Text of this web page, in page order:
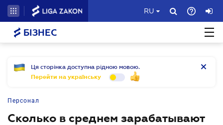
RU
БІЗНЕС
Ця сторінка доступна рідною мовою.
Перейти на українську
Персонал
Сколько в среднем зарабатывают